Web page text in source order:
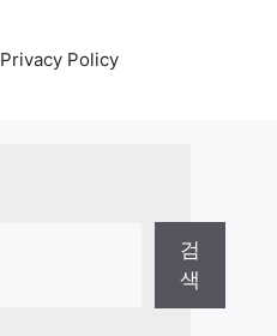
Privacy Policy
검
색